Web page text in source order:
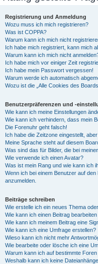
Registrierung und Anmeldung
Wozu muss ich mich registrieren?
Was ist COPPA?
Warum kann ich mich nicht
Ich habe mich registriert, kann mich
Warum kann ich mich nicht
Ich habe mich vor einiger Zeit
Ich habe mein Passwort vergessen!
Warum werde ich automatisch
Wozu ist die „Alle Cookies des
Benutzerpräferenzen und -
Wie kann ich meine Einstellungen
Wie kann ich verhindern, dass mein
Die Forenuhr geht falsch!
Ich habe die Zeitzone eingestellt,
Meine Sprache steht auf diesem
Was sind das für Bilder, die bei
Wie verwende ich einen Avatar?
Was ist mein Rang und wie kann ich
Wenn ich bei einem Benutzer auf
anzumelden.
Beiträge schreiben
Wie erstelle ich ein neues Thema
Wie kann ich einen Beitrag
Wie kann ich meinem Beitrag eine
Wie kann ich eine Umfrage erstellen?
Wieso kann ich nicht mehr
Wie bearbeite oder lösche ich eine
Warum kann ich auf bestimmte
Weshalb kann ich keine